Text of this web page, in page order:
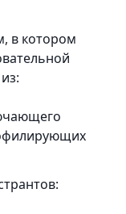
в котором